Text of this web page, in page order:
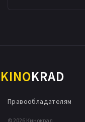
KINOKRAD
© 2026 Кинокрад
Правообладателям